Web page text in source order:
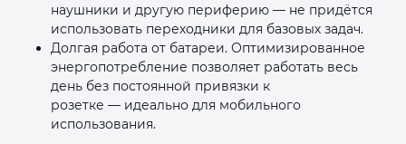
наушники и другую периферию — не придётся
использовать переходники для базовых задач.
Долгая работа от батареи. Оптимизированное
энергопотребление позволяет работать весь
день без постоянной привязки к
розетке — идеально для мобильного
использования.